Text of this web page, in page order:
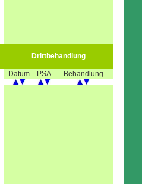
Drittbehandlung
Datum PSA Behandlung